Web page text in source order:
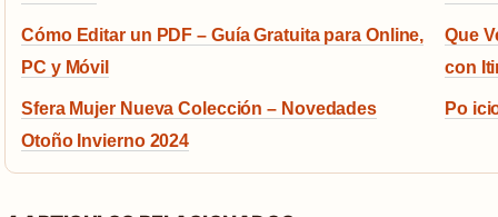
Cómo Editar un PDF – Guía Gratuita para Online,
PC y Móvil
Que
con
Sfera Mujer Nueva Colección – Novedades
Otoño Invierno 2024
Po